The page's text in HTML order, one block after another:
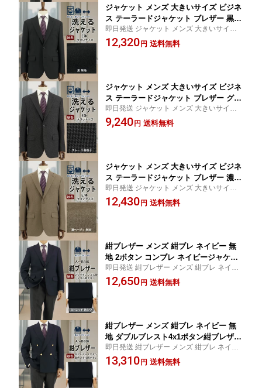
ジャケット メンズ 大きいサイズ ビジネ
ス テーラードジャケット ブレザー 黒
無地 ストレッチ 防シワ 2025 新作 秋冬
春 即日出荷 ウォームビズ E体 2F7C34-
即日発送 ジャケット メンズ 大きいサイズ
ビジネス テーラードジャケット ブレザー
お盆 秋冬先取り jacket 紺ブレ ストレッチ
12,320 円 送料無料
ジャケット メンズ 大きいサイズ ビジネ
ス テーラードジャケット ブレザー グレ
ー 千鳥格子 肉厚 ストレッチ 防シワ 202
5 新作 秋冬 春 即日出荷 ウォームビズ E
即日発送 ジャケット メンズ 大きいサイズ
ビジネス テーラードジャケット ブレザー
お盆 秋冬先取り jacket 紺ブレ ストレッチ
9,240 円 送料無料
ジャケット メンズ 大きいサイズ ビジネ
ス テーラードジャケット ブレザー 濃ベ
ージュ 無地 ストレッチ 防シワ 2025 新
作 秋冬 春 即日出荷 ウォームビズ E体 2
即日発送 ジャケット メンズ 大きいサイズ
ビジネス テーラードジャケット ブレザー
お盆 秋冬先取り jacket 紺ブレ ストレッチ
12,430 円 送料無料
紺ブレザー メンズ 紺ブレ ネイビー 無
地 2ボタン コンブレ ネイビージャケッ
ト いぶし銀色メタル調ボタン 審判 制服
ゴルフ ブレザー 2025 新作 秋冬 春 即日
即日発送 紺ブレザー メンズ 紺ブレ ネイビ
ー 無地 2ボタン お盆 秋冬先取り ジャケッ
ト jacket ストレッチ 防シワ コンブレ【SIZ
12,650 円 送料無料
紺ブレザー メンズ 紺ブレ ネイビー 無
地 ダブルブレスト4x1ボタン紺ブレザー
コンブレ ネイビージャケット 金色メタ
ル調ボタン 審判 制服 ゴルフ ブレザー 2
即日発送 紺ブレザー メンズ 紺ブレ ネイビ
ー 無地 ダブルブレスト4x1ボタン紺ブレザ
ー お盆 秋冬先取り ジャケット【SIZE】 A5
13,310 円 送料無料